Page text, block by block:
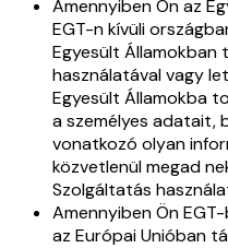
Amennyiben Ön az
EGT-n kívüli
Egyesült Államokban
használatával vagy
Egyesült Államokba
a személyes adatait,
vonatkozó olyan
közvetlenül megad
Szolgáltatás
Amennyiben Ön
az Európai Unióban